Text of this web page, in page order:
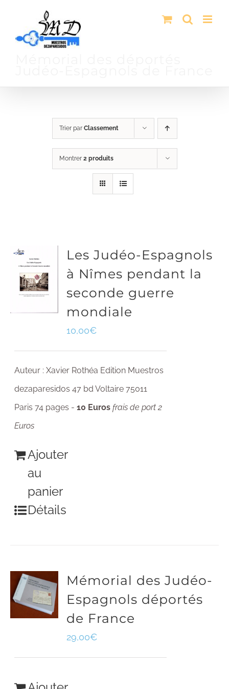
contenu
Trier par Classement
Montrer 2 produits
Les Judéo-Espagnols
à Nîmes pendant la
seconde guerre
mondiale
10,00€
Auteur : Xavier Rothéa Edition Muestros
dezaparesidos 47 bd Voltaire 75011
Paris 74 pages -10 Euros frais de port 2
Euros
Ajouter
au
panier
Détails
Mémorial des Judéo-
Espagnols déportés
de France
29,00€